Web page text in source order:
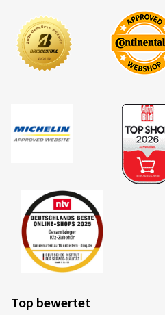
Top bewertet